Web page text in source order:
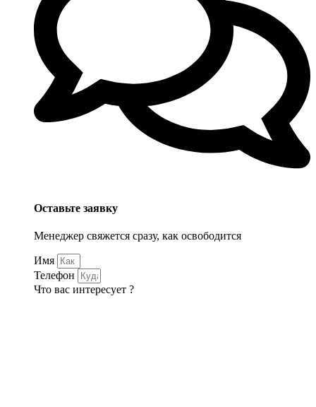
Оставьте заявку
Менеджер свяжется сразу, как освободится
Имя
Телефон
Что вас интересует ?